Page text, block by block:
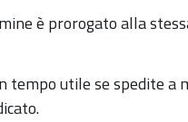
è prorogato alla
tempo utile se spedite a